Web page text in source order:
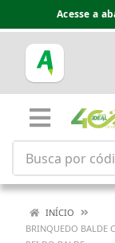
Acesse a
INÍCIO
BRINQUEDO BALDE